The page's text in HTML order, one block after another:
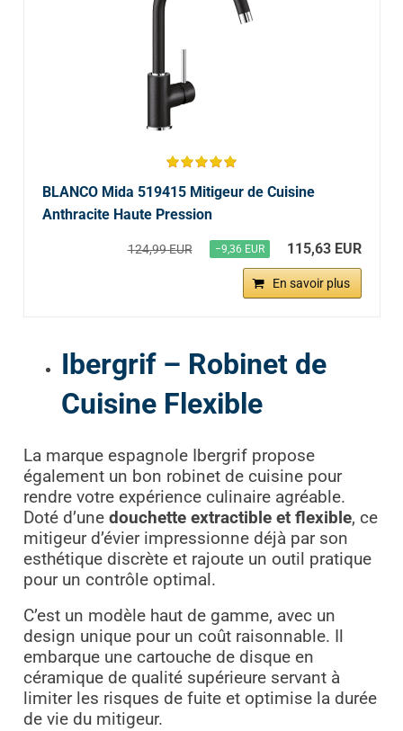
BLANCO Mida 519415 Mitigeur de Cuisine
Anthracite Haute Pression
124,99 EUR −9,36 EUR 115,63 EUR
En savoir plus
Ibergrif – Robinet de
Cuisine Flexible
La marque espagnole Ibergrif propose
également un bon robinet de cuisine pour
rendre votre expérience culinaire agréable.
Doté d’une douchette extractible et flexible, ce
mitigeur d’évier impressionne déjà par son
esthétique discrète et rajoute un outil pratique
pour un contrôle optimal.
C’est un modèle haut de gamme, avec un
design unique pour un coût raisonnable. Il
embarque une cartouche de disque en
céramique de qualité supérieure servant à
limiter les risques de fuite et optimise la durée
de vie du mitigeur.